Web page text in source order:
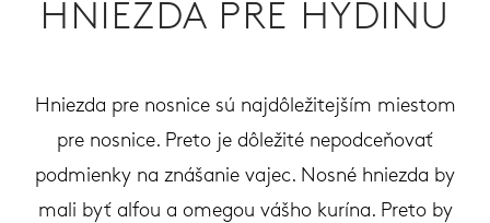
HNIEZDA PRE HYDINU
Hniezda pre nosnice sú najdôležitejším miestom
pre nosnice. Preto je dôležité nepodceňovať
podmienky na znášanie vajec. Nosné hniezda by
mali byť alfou a omegou vášho kurína. Preto by